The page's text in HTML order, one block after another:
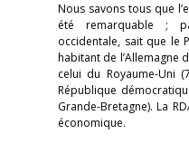
Nous savons tous que
été remarquable ;
occidentale, sait que le
habitant de l’Allemagne
celui du Royaume-Uni
République
Grande-Bretagne). La
économique.